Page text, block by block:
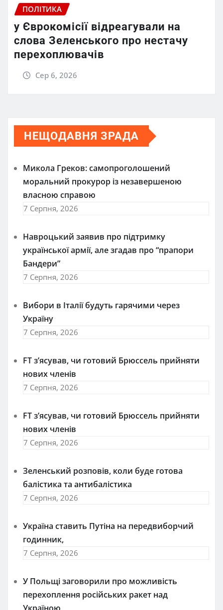
ПОЛІТИКА
у Єврокомісії відреагували на
слова Зеленського про нестачу
перехоплювачів
Сер 6, 2026
НЕЩОДАВНЯ ЗРАДА
Микола Греков: самопроголошений
моральний прокурор із незавершеною
власною справою
7 Серпня, 2026
Навроцький заявив про підтримку
української армії, але згадав про “прапори
Бандери”
7 Серпня, 2026
Вибори в Італії будуть гарячими через
Україну
7 Серпня, 2026
FT зʼясував, чи готовий Брюссель прийняти
нових членів
7 Серпня, 2026
FT зʼясував, чи готовий Брюссель прийняти
нових членів
7 Серпня, 2026
Зеленський розповів, коли буде готова
балістика та антибалістика
7 Серпня, 2026
Україна ставить Путіна на передвиборчий
годинник,
7 Серпня, 2026
У Польщі заговорили про можливість
перехоплення російських ракет над